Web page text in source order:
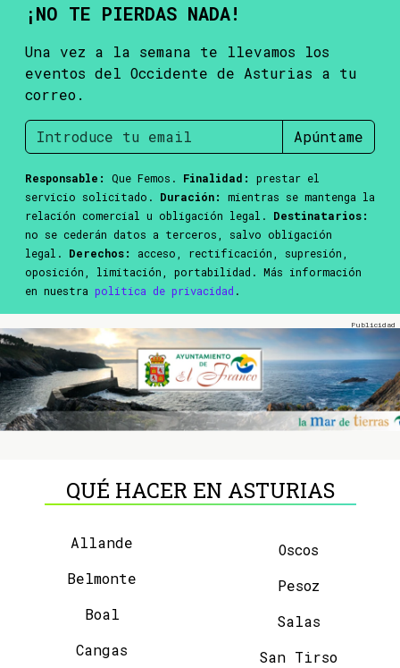
¡NO TE PIERDAS NADA!
Una vez a la semana te llevamos los
eventos del Occidente de Asturias a tu
correo.
Apúntame
Responsable: Que Femos. Finalidad:
prestar el
servicio solicitado. Duración:
mientras se mantenga la
relación comercial u obligación legal. Destinatarios:
no se cederán datos a terceros, salvo obligación
legal. Derechos:
acceso, rectificación, supresión,
oposición, limitación, portabilidad. Más información
en nuestra política de privacidad .
QUÉ HACER EN ASTURIAS
Allande
Belmonte
Boal
Cangas
Oscos
Pesoz
Salas
San Tirso